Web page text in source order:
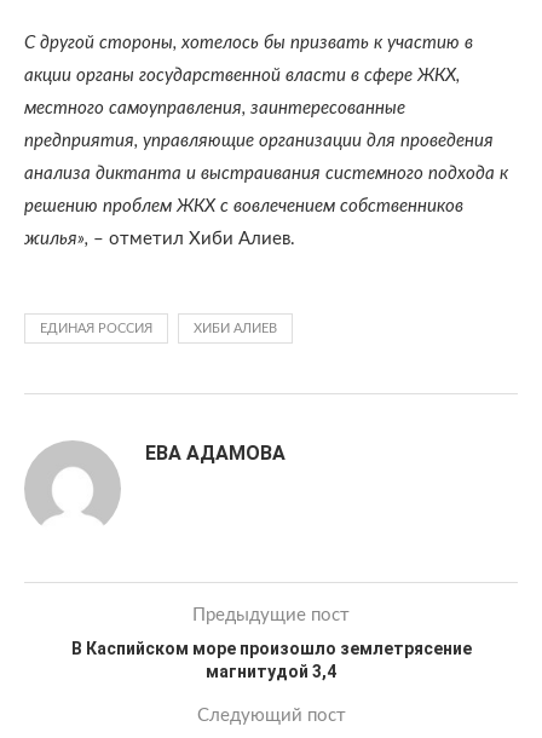
С другой стороны, хотелось бы призвать к участию в
акции органы государственной власти в сфере ЖКХ,
местного самоуправления, заинтересованные
предприятия, управляющие организации для проведения
анализа диктанта и выстраивания системного подхода к
решению проблем ЖКХ с вовлечением собственников
жилья», – отметил Хиби Алиев.
ЕДИНАЯ РОССИЯ ХИБИ АЛИЕВ
ЕВА АДАМОВА
Предыдущие пост
В Каспийском море произошло землетрясение
магнитудой 3,4
Следующий пост